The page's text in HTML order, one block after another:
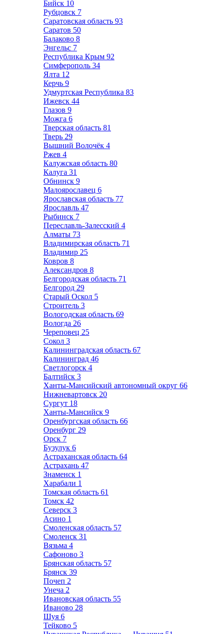
Бийск 10
Рубцовск 7
Саратовская область 93
Саратов 50
Балаково 8
Энгельс 7
Республика Крым 92
Симферополь 34
Ялта 12
Керчь 9
Удмуртская Республика 83
Ижевск 44
Глазов 9
Можга 6
Тверская область 81
Тверь 29
Вышний Волочёк 4
Ржев 4
Калужская область 80
Калуга 31
Обнинск 9
Малоярославец 6
Ярославская область 77
Ярославль 47
Рыбинск 7
Переславль-Залесский 4
Алматы 73
Владимирская область 71
Владимир 25
Ковров 8
Александров 8
Белгородская область 71
Белгород 29
Старый Оскол 5
Строитель 3
Вологодская область 69
Вологда 26
Череповец 25
Сокол 3
Калининградская область 67
Калининград 46
Светлогорск 4
Балтийск 3
Ханты-Мансийский автономный округ 66
Нижневартовск 20
Сургут 18
Ханты-Мансийск 9
Оренбургская область 66
Оренбург 29
Орск 7
Бузулук 6
Астраханская область 64
Астрахань 47
Знаменск 1
Харабали 1
Томская область 61
Томск 42
Северск 3
Асино 1
Смоленская область 57
Смоленск 31
Вязьма 4
Сафоново 3
Брянская область 57
Брянск 39
Почеп 2
Унеча 2
Ивановская область 55
Иваново 28
Шуя 6
Тейково 5